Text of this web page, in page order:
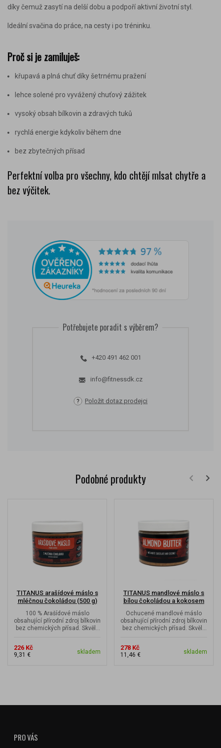
díky čemuž zasytí na delší dobu a podpoří aktivní životní styl.
Ideální svačina do práce, na cesty i po tréninku.
Proč si je zamiluješ:
křupavá a plná chuť díky šetrnému pražení
lehce solené pro vyvážený chuťový zážitek
vysoký obsah bílkovin a zdravých tuků
rychlá energie kdykoliv během dne
bez zbytečných přísad
Perfektní volba pro všechny, kdo chtějí mlsat chytře a
bez výčitek.
Potřebujete poradit s výběrem?
+420 491 462 001
info@fitnessdk.cz
Položit dotaz prodejci
Podobné produkty
TITANUS arašídové máslo s
mléčnou čokoládou (500 g)
100 % Arašídové máslo
obsahující přírodní zdroj bílkovin
bez chemických přísad. Skvělá
226 Kč
9,31 € skladem
TITANUS mandlové máslo s
bílou čokoládou a kokosem
(500 g)
Ochucené mandlové máslo
obsahující přírodní zdroj bílkovin
bez chemických přísad. Skvělá
278 Kč
11,46 € skladem
PRO VÁS